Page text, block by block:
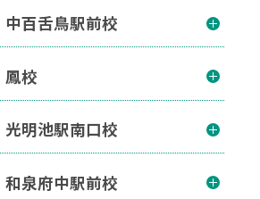
中百舌鳥駅前校
鳳校
光明池駅南口校
和泉府中駅前校